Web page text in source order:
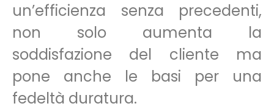
un’efficienza senza precedenti,
non solo aumenta la
soddisfazione del cliente ma
pone anche le basi per una
fedeltà duratura.